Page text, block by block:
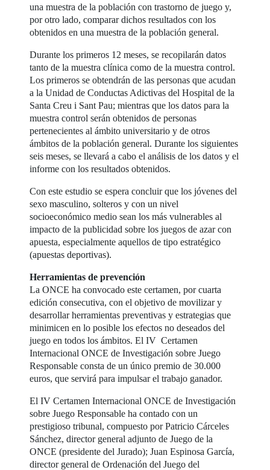
una muestra de la población con trastorno de juego y,
por otro lado, comparar dichos resultados con los
obtenidos en una muestra de la población general.
Durante los primeros 12 meses, se recopilarán datos
tanto de la muestra clínica como de la muestra control.
Los primeros se obtendrán de las personas que acudan
a la Unidad de Conductas Adictivas del Hospital de la
Santa Creu i Sant Pau; mientras que los datos para la
muestra control serán obtenidos de personas
pertenecientes al ámbito universitario y de otros
ámbitos de la población general. Durante los siguientes
seis meses, se llevará a cabo el análisis de los datos y el
informe con los resultados obtenidos.
Con este estudio se espera concluir que los jóvenes del
sexo masculino, solteros y con un nivel
socioeconómico medio sean los más vulnerables al
impacto de la publicidad sobre los juegos de azar con
apuesta, especialmente aquellos de tipo estratégico
(apuestas deportivas).
Herramientas de prevención
La ONCE ha convocado este certamen, por cuarta
edición consecutiva, con el objetivo de movilizar y
desarrollar herramientas preventivas y estrategias que
minimicen en lo posible los efectos no deseados del
juego en todos los ámbitos. El IV Certamen
Internacional ONCE de Investigación sobre Juego
Responsable consta de un único premio de 30.000
euros, que servirá para impulsar el trabajo ganador.
El IV Certamen Internacional ONCE de Investigación
sobre Juego Responsable ha contado con un
prestigioso tribunal, compuesto por Patricio Cárceles
Sánchez, director general adjunto de Juego de la
ONCE (presidente del Jurado); Juan Espinosa García,
director general de Ordenación del Juego del